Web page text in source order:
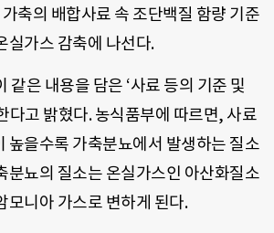
축의 배합사료 속 조단백질 함량 기준
실가스 감축에 나선다.
같은 내용을 담은 ‘사료 등의 기준 및
다고 밝혔다. 농식품부에 따르면, 사료
높을수록 가축분뇨에서 발생하는 질소
분뇨의 질소는 온실가스인 아산화질소
모니아 가스로 변하게 된다.